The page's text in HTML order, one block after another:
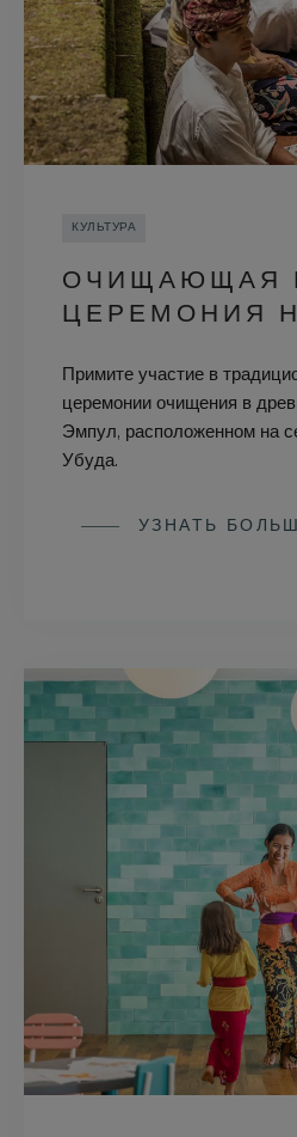
КУЛЬТУРА
ОЧИЩАЮЩАЯ
ЦЕРЕМОНИЯ
Примите участие в
церемонии очищения в
Эмпул, расположенном на
Убуда.
УЗНАТЬ